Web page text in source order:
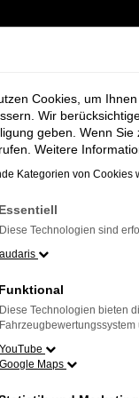
Cookies, um
Wir
geben. Wenn
Weitere
Kategorien von Cookies
Essentiell
Diese Technologien sind
audaris
Funktional
Diese Technologien bieten
YouTube
Google Maps